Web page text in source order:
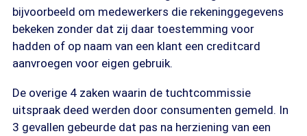
bijvoorbeeld om medewerkers die rekeninggegevens
bekeken zonder dat zij daar toestemming voor
hadden of op naam van een klant een creditcard
aanvroegen voor eigen gebruik.
De overige 4 zaken waarin de tuchtcommissie
uitspraak deed werden door consumenten gemeld. In
3 gevallen gebeurde dat pas na herziening van een